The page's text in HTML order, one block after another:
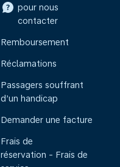
pour nous
contacter
Remboursement
Réclamations
Passagers souffrant
d’un handicap
Demander une facture
Frais de
réservation - Frais de